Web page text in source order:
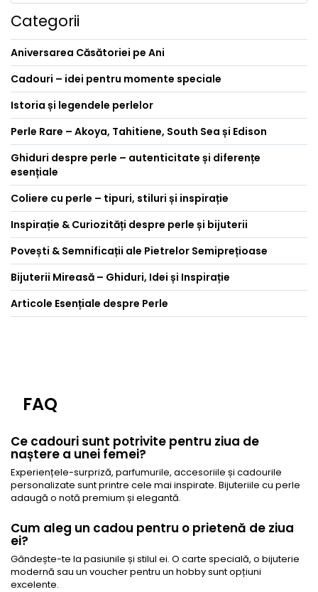
Categorii
Aniversarea Căsătoriei pe Ani
Cadouri – idei pentru momente speciale
Istoria și legendele perlelor
Perle Rare – Akoya, Tahitiene, South Sea și Edison
Ghiduri despre perle – autenticitate și diferențe
esențiale
Coliere cu perle – tipuri, stiluri și inspirație
Inspirație & Curiozități despre perle și bijuterii
Povești & Semnificații ale Pietrelor Semiprețioase
Bijuterii Mireasă – Ghiduri, Idei și Inspirație
Articole Esențiale despre Perle
FAQ
Ce cadouri sunt potrivite pentru ziua de
naștere a unei femei?
Experiențele-surpriză, parfumurile, accesoriile și cadourile
personalizate sunt printre cele mai inspirate. Bijuteriile cu perle
adaugă o notă premium și elegantă.
Cum aleg un cadou pentru o prietenă de ziua
ei?
Gândește-te la pasiunile și stilul ei. O carte specială, o bijuterie
modernă sau un voucher pentru un hobby sunt opțiuni
excelente.